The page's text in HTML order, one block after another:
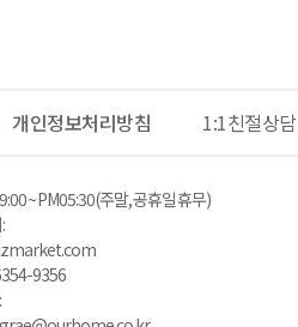
개인정보처리방침 1:1친절상담
~ PM05:30 (주말, 공휴일 휴무)
9356